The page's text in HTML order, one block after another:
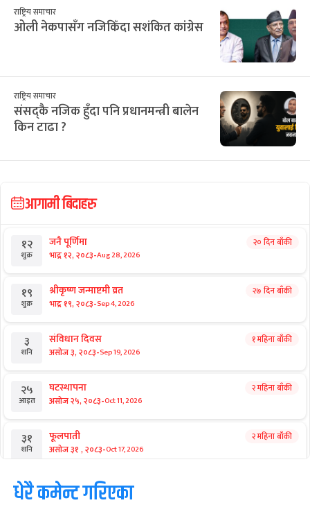
राष्ट्रिय समाचार
ओली नेकपासँग नजिकिँदा सशंकित कांग्रेस
राष्ट्रिय समाचार
संसद्कै नजिक हुँदा पनि प्रधानमन्त्री बालेन
किन टाढा ?
आगामी बिदाहरु
१२
शुक्र
जनै पूर्णिमा
भाद्र १२, २०८३-Aug 28, 2026
२० दिन बाँकी
१९
शुक्र
श्रीकृष्ण जन्माष्टमी व्रत
भाद्र १९, २०८३-Sep 4, 2026
२७ दिन बाँकी
३
शनि
संविधान दिवस
असोज ३, २०८३-Sep 19, 2026
१ महिना बाँकी
२५
आइत
घटस्थापना
असोज २५, २०८३-Oct 11, 2026
२ महिना बाँकी
३१
शनि
फूलपाती
असोज ३१ , २०८३-Oct 17, 2026
२ महिना बाँकी
१
आइत
कार्तिक सङ्क्रान्ति
कार्तिक १, २०८३-Oct 18, 2026
धेरै कमेन्ट गरिएका